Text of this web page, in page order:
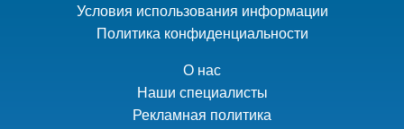
Условия использования информации
Политика конфиденциальности
О нас
Наши специалисты
Рекламная политика